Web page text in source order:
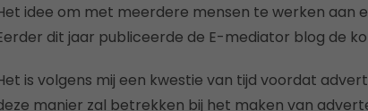
idee om met meerdere mensen te werken aan
dit jaar publiceerde de E-mediator blog de
is volgens mij een kwestie van tijd voordat
manier zal betrekken bij het maken van